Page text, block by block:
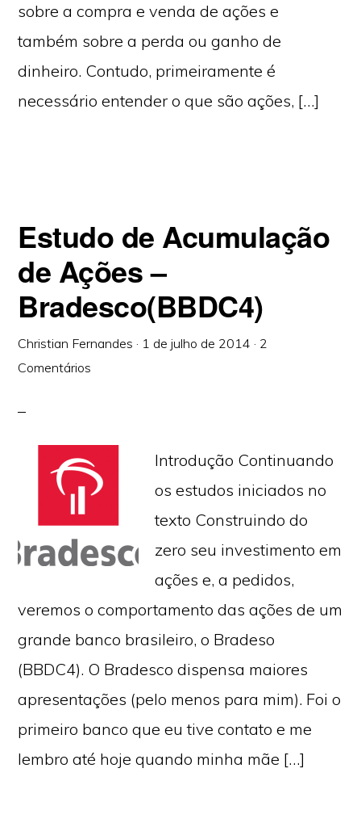
sobre a compra e venda de ações e
também sobre a perda ou ganho de
dinheiro. Contudo, primeiramente é
necessário entender o que são ações, […]
Estudo de Acumulação
de Ações –
Bradesco(BBDC4)
Christian Fernandes · 1 de julho de 2014 · 2
Comentários
Introdução Continuando
os estudos iniciados no
texto Construindo do
zero seu investimento em
ações e, a pedidos,
veremos o comportamento das ações de um
grande banco brasileiro, o Bradeso
(BBDC4). O Bradesco dispensa maiores
apresentações (pelo menos para mim). Foi o
primeiro banco que eu tive contato e me
lembro até hoje quando minha mãe […]